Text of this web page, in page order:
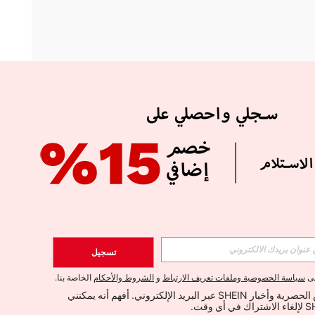
الإشتراك
اشتراك
تسجيل
سياسة الخصوصية وملفات تعريف الارتباط و الشروط والأحكام الخاصة بنا.
أود تلقي العروض الحصرية وأخبار SHEIN عبر البريد الإلكتروني. أفهم أنه يمكنني